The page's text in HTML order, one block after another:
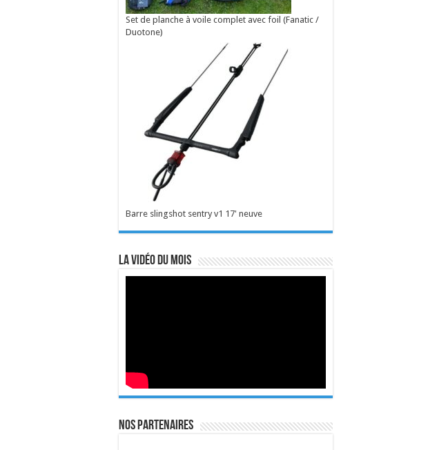
Set de planche à voile complet avec foil (Fanatic /
Duotone)
Barre slingshot sentry v1 17' neuve
La vidéo du mois
Nos Partenaires